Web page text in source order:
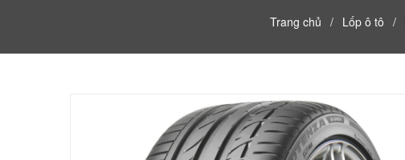
Trang chủ / Lốp ô tô /